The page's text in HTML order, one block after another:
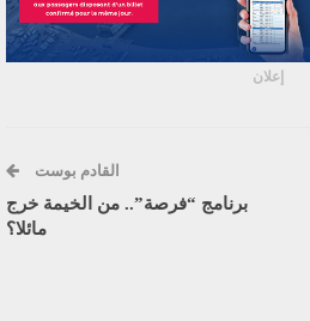
إعلان
القادم بوست
برنامج “فرصة”.. من الخيمة خرج
مائلا؟